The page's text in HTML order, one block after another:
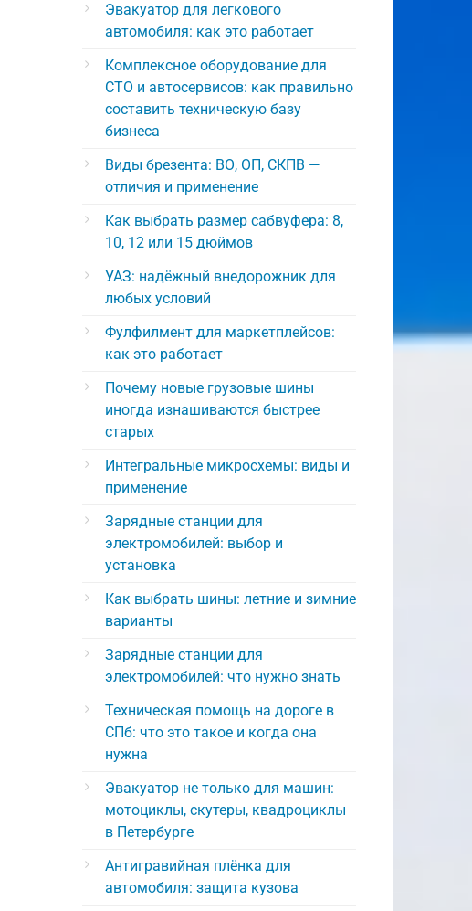
Эвакуатор для легкового
автомобиля: как это работает
Комплексное оборудование для
СТО и автосервисов: как правильно
составить техническую базу
бизнеса
Виды брезента: ВО, ОП, СКПВ —
отличия и применение
Как выбрать размер сабвуфера: 8,
10, 12 или 15 дюймов
УАЗ: надёжный внедорожник для
любых условий
Фулфилмент для маркетплейсов:
как это работает
Почему новые грузовые шины
иногда изнашиваются быстрее
старых
Интегральные микросхемы: виды и
применение
Зарядные станции для
электромобилей: выбор и
установка
Как выбрать шины: летние и зимние
варианты
Зарядные станции для
электромобилей: что нужно знать
Техническая помощь на дороге в
СПб: что это такое и когда она
нужна
Эвакуатор не только для машин:
мотоциклы, скутеры, квадроциклы
в Петербурге
Антигравийная плёнка для
автомобиля: защита кузова